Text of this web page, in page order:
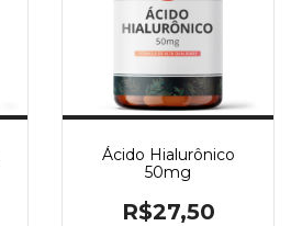
Ácido Hialurônico
50mg
R$27,50